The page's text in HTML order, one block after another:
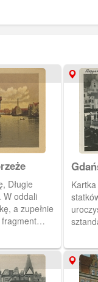
Długie
W oddali
a zupełnie
Most)